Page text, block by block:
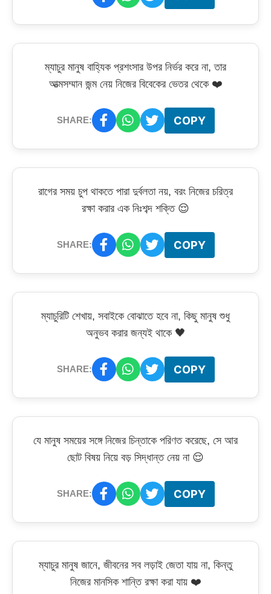
ম্যাচুর মানুষ বাহ্যিক প্রশংসার উপর নির্ভর করে না, তার
আত্মসম্মান জন্ম নেয় নিজের বিবেকের ভেতর থেকে ❤️
SHARE: COPY
রাগের সময় চুপ থাকতে পারা দুর্বলতা নয়, বরং নিজের চরিত্র
রক্ষা করার এক নিঃশব্দ শক্তি 😌
SHARE: COPY
ম্যাচুরিটি শেখায়, সবাইকে বোঝাতে হবে না, কিছু মানুষ শুধু
অনুভব করার জন্যই থাকে 🖤
SHARE: COPY
যে মানুষ সময়ের সঙ্গে নিজের চিন্তাকে পরিণত করেছে, সে আর
ছোট বিষয় নিয়ে বড় সিদ্ধান্ত নেয় না 😌
SHARE: COPY
ম্যাচুর মানুষ জানে, জীবনের সব লড়াই জেতা যায় না, কিন্তু
নিজের মানসিক শান্তি রক্ষা করা যায় ❤️